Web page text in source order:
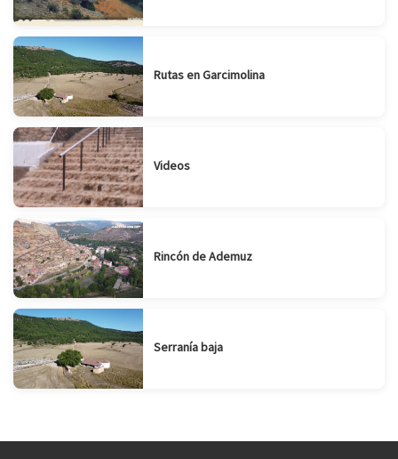
Rutas en Garcimolina
Videos
Rincón de Ademuz
Serranía baja